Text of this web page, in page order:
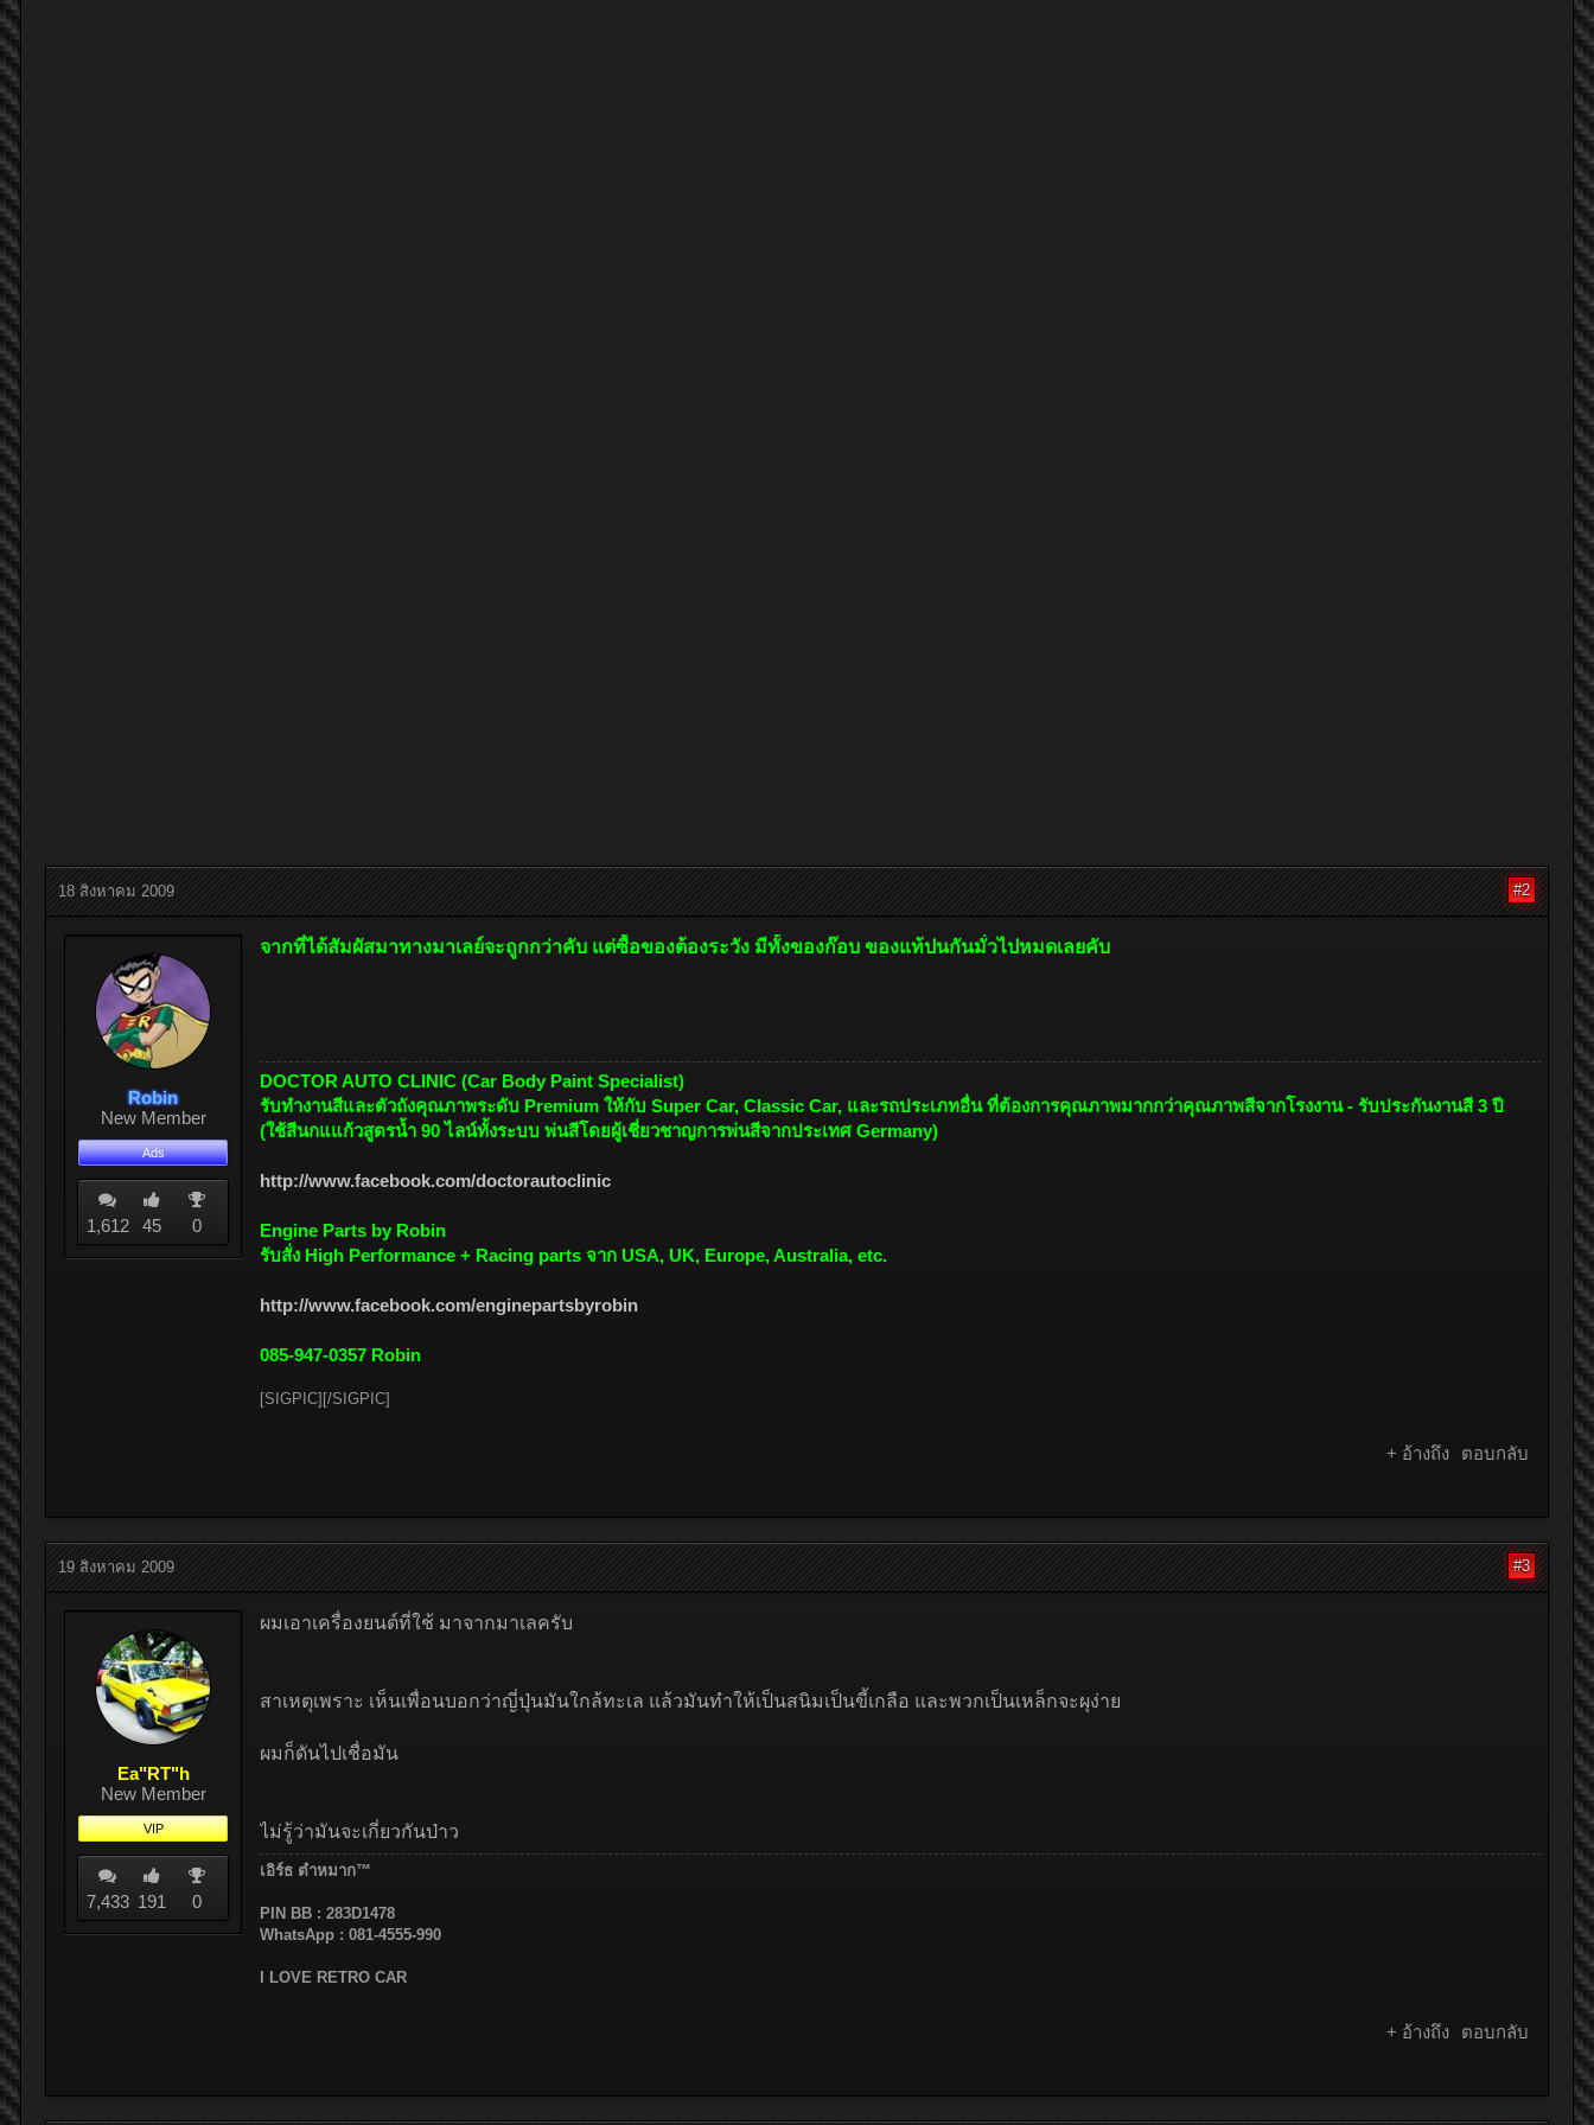
18 สิงหาคม 2009 #2
Robin
New Member
Ads
1,612 45 0
จากที่ได้สัมผัสมาทางมาเลย์จะถูกกว่าคับ แต่ซื้อของต้องระวัง มีทั้งของก๊อบ ของแท้ปนกันมั่วไปหมดเลยคับ
DOCTOR AUTO CLINIC (Car Body Paint Specialist)
รับทำงานสีและตัวถังคุณภาพระดับ Premium ให้กับ Super Car, Classic Car, และรถประเภทอื่น ที่ต้องการคุณภาพมากกว่าคุณภาพสีจากโรงงาน - รับประกันงานสี 3 ปี
(ใช้สีนกแแก้วสูตรน้ำ 90 ไลน์ทั้งระบบ พ่นสีโดยผู้เชี่ยวชาญการพ่นสีจากประเทศ Germany)
http://www.facebook.com/doctorautoclinic
Engine Parts by Robin
รับสั่ง High Performance + Racing parts จาก USA, UK, Europe, Australia, etc.
http://www.facebook.com/enginepartsbyrobin
085-947-0357 Robin
[SIGPIC][/SIGPIC]
+ อ้างถึง ตอบกลับ
19 สิงหาคม 2009 #3
Ea"RT"h
New Member
VIP
7,433 191 0
ผมเอาเครื่องยนต์ที่ใช้ มาจากมาเลครับ
สาเหตุเพราะ เห็นเพื่อนบอกว่าญี่ปุ่นมันใกล้ทะเล แล้วมันทำให้เป็นสนิมเป็นขี้เกลือ และพวกเป็นเหล็กจะผุง่าย
ผมก็ดันไปเชื่อมัน
ไม่รู้ว่ามันจะเกี่ยวกันป่าว
เอิร์ธ ตำหมาก™
PIN BB : 283D1478
WhatsApp : 081-4555-990
I LOVE RETRO CAR
+ อ้างถึง ตอบกลับ